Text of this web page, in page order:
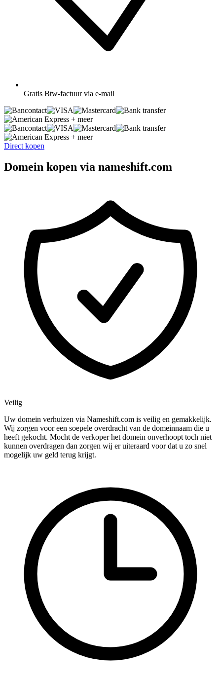
Gratis Btw-factuur via e-mail
+ meer
+ meer
Direct kopen
Domein kopen via nameshift.com
Veilig
Uw domein verhuizen via Nameshift.com is veilig en gemakkelijk.
Wij zorgen voor een soepele overdracht van de domeinnaam die u
heeft gekocht. Mocht de verkoper het domein onverhoopt toch niet
kunnen overdragen dan zorgen wij er uiteraard voor dat u zo snel
mogelijk uw geld terug krijgt.